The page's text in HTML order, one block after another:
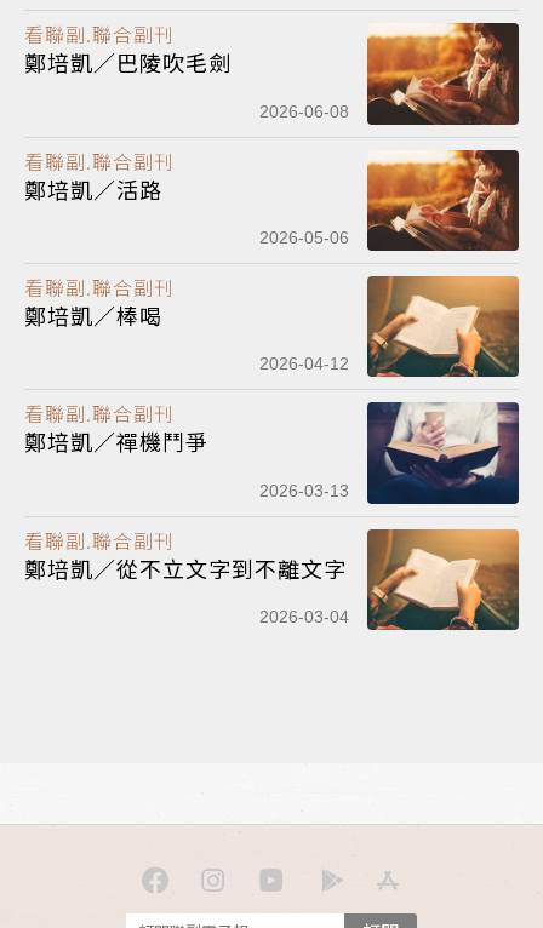
看聯副.聯合副刊
鄭培凱／巴陵吹毛劍
2026-06-08
看聯副.聯合副刊
鄭培凱／活路
2026-05-06
看聯副.聯合副刊
鄭培凱／棒喝
2026-04-12
看聯副.聯合副刊
鄭培凱／禪機鬥爭
2026-03-13
看聯副.聯合副刊
鄭培凱／從不立文字到不離文字
2026-03-04